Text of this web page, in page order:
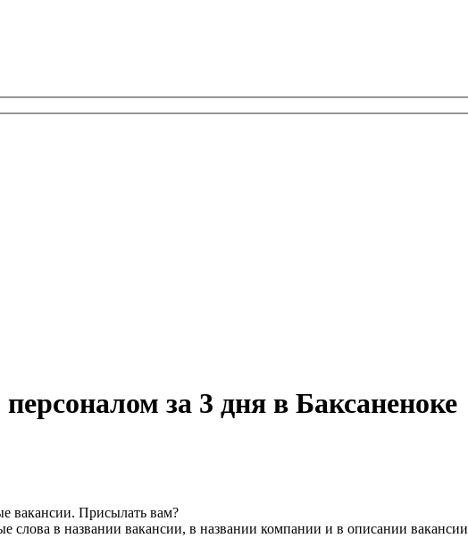
за 3 дня в Баксаненоке
вакансии. Присылать вам?
слова в названии вакансии, в названии компании и в описании вакансии